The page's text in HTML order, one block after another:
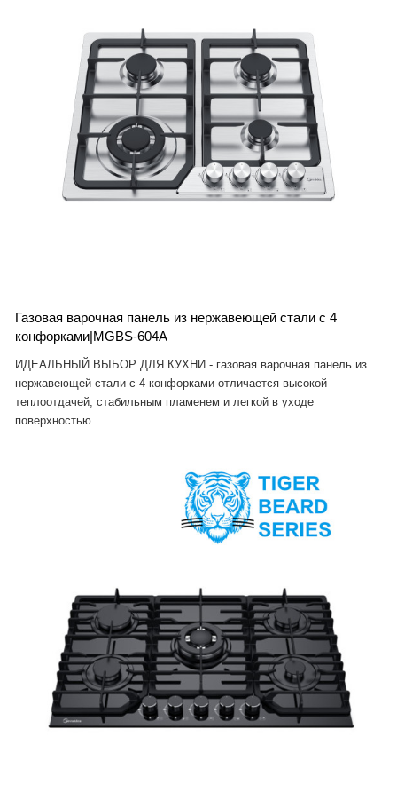
Газовая варочная панель из нержавеющей стали с 4
конфорками|MGBS-604A
ИДЕАЛЬНЫЙ ВЫБОР ДЛЯ КУХНИ - газовая варочная панель из
нержавеющей стали с 4 конфорками отличается высокой
теплоотдачей, стабильным пламенем и легкой в уходе
поверхностью.